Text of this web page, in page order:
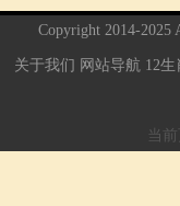
Copyright 2014-2025
关于我们 网站导航 12
当